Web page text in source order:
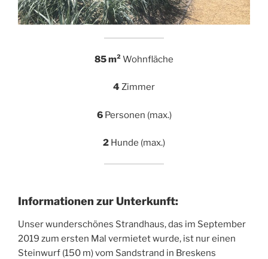
85 m² Wohnfläche
4 Zimmer
6 Personen (max.)
2 Hunde (max.)
Informationen zur Unterkunft:
Unser wunderschönes Strandhaus, das im September
2019 zum ersten Mal vermietet wurde, ist nur einen
Steinwurf (150 m) vom Sandstrand in Breskens